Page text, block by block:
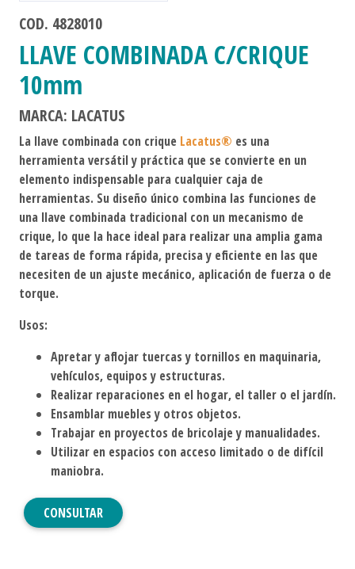
COD. 4828010
LLAVE COMBINADA C/CRIQUE
10mm
MARCA: LACATUS
La llave combinada con crique Lacatus® es una
herramienta versátil y práctica que se convierte en un
elemento indispensable para cualquier caja de
herramientas. Su diseño único combina las funciones de
una llave combinada tradicional con un mecanismo de
crique, lo que la hace ideal para realizar una amplia gama
de tareas de forma rápida, precisa y eficiente en las que
necesiten de un ajuste mecánico, aplicación de fuerza o de
torque.
Usos:
Apretar y aflojar tuercas y tornillos en maquinaria,
vehículos, equipos y estructuras.
Realizar reparaciones en el hogar, el taller o el jardín.
Ensamblar muebles y otros objetos.
Trabajar en proyectos de bricolaje y manualidades.
Utilizar en espacios con acceso limitado o de difícil
maniobra.
CONSULTAR